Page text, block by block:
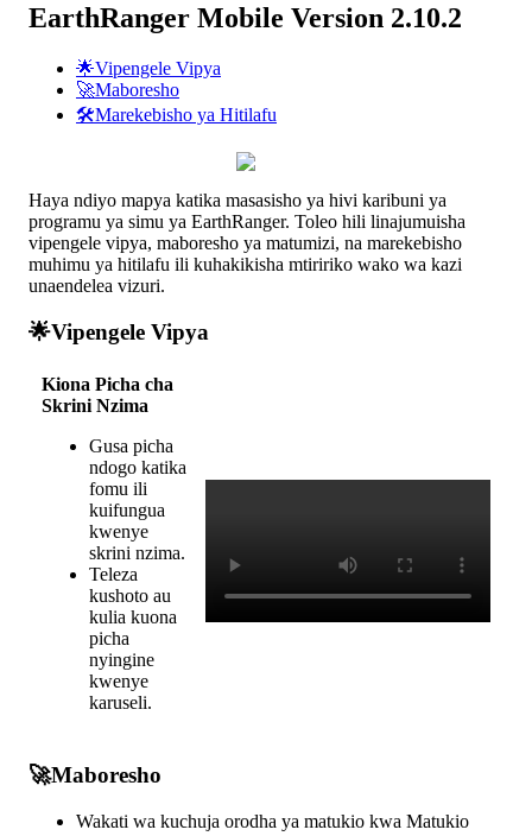
EarthRanger Mobile Version 2.10.2
🌟Vipengele Vipya
🚀Maboresho
🛠️Marekebisho ya Hitilafu
Haya ndiyo mapya katika masasisho ya hivi karibuni ya
programu ya simu ya EarthRanger. Toleo hili linajumuisha
vipengele vipya, maboresho ya matumizi, na marekebisho
muhimu ya hitilafu ili kuhakikisha mtiririko wako wa kazi
unaendelea vizuri.
Vipengele Vipya
Kiona Picha cha
Skrini Nzima
Gusa picha
ndogo katika
fomu ili
kuifungua
kwenye
skrini nzima.
Teleza
kushoto au
kulia kuona
picha
nyingine
kwenye
karuseli.
Maboresho
Wakati wa kuchuja orodha ya matukio kwa Matukio